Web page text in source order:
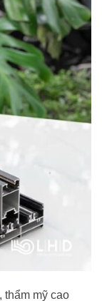
thẩm mỹ cao